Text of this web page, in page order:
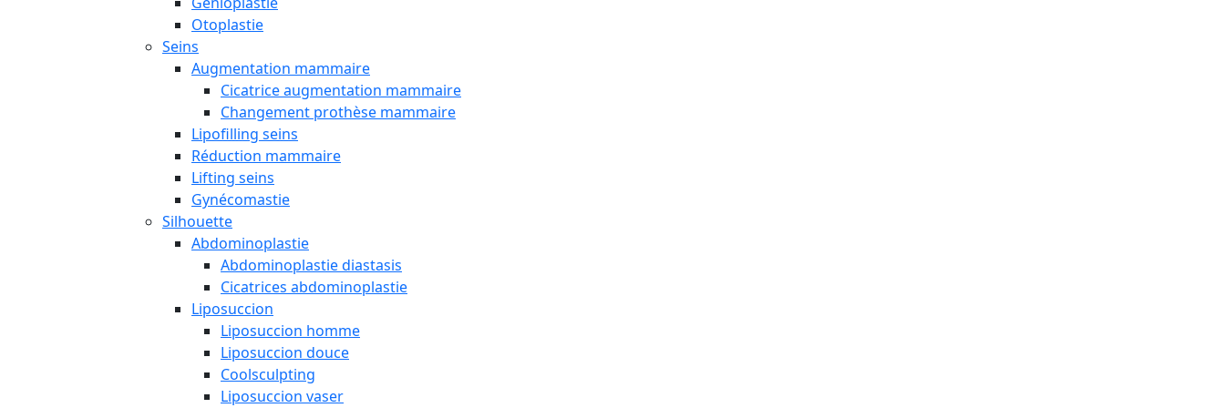
Otoplastie
Seins
Augmentation mammaire
Cicatrice augmentation mammaire
Changement prothèse mammaire
Lipofilling seins
Réduction mammaire
Lifting seins
Gynécomastie
Silhouette
Abdominoplastie
Abdominoplastie diastasis
Cicatrices abdominoplastie
Liposuccion
Liposuccion homme
Liposuccion douce
Coolsculpting
Liposuccion vaser